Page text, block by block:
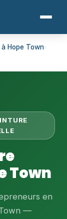
Hope Town›
Town
en
—